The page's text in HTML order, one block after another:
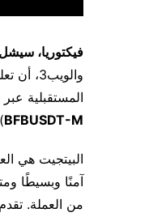
فيكتوريا، سيشل، 8 يوليو
والويب3، أن تعلن أن عملتها الأصلية، عملة البيتجيت (
المستقبلية
BFBUSDT-M
)
البيتجيت هي
من العملة.